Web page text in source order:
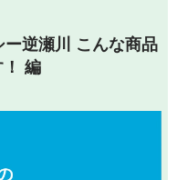
逆瀬川 こんな商品
編